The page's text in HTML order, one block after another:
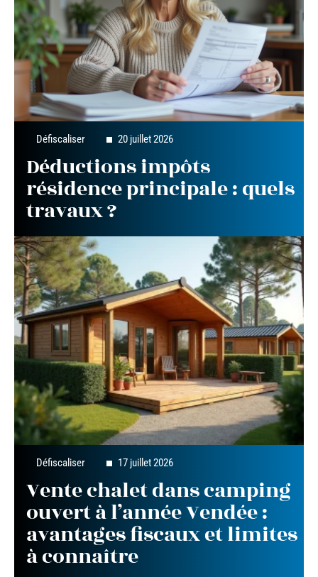
Défiscaliser 20 juillet 2026
Déductions impôts
résidence principale : quels
travaux ?
Défiscaliser 17 juillet 2026
Vente chalet dans camping
ouvert à l’année Vendée :
avantages fiscaux et limites
à connaître